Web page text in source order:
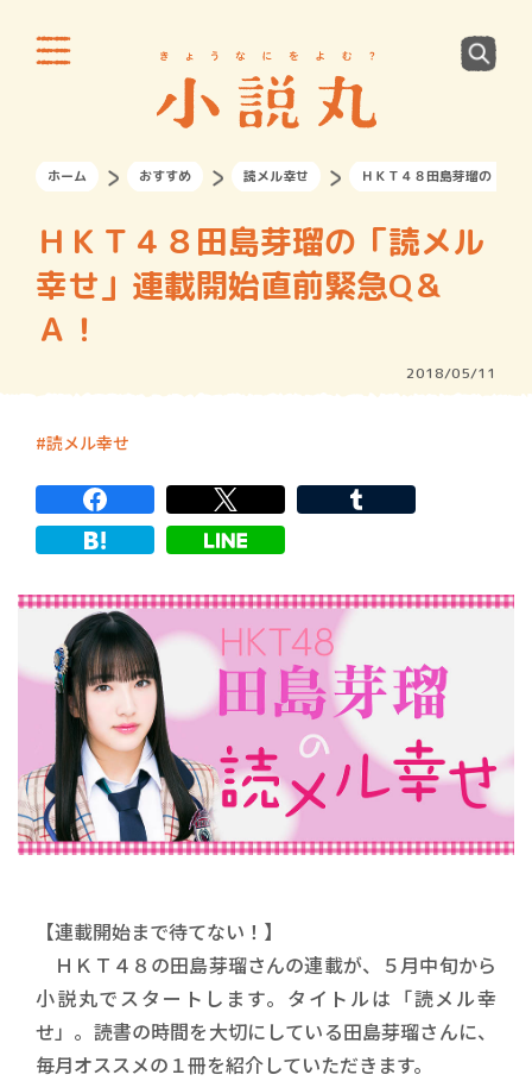
ホーム おすすめ 読メル幸せ ＨＫＴ４８田島芽瑠の「読
ＨＫＴ４８田島芽瑠の「読メル
幸せ」連載開始直前緊急Q＆
Ａ！
2018/05/11
読メル幸せ
【連載開始まで待てない！】
ＨＫＴ４８の田島芽瑠さんの連載が、５月中旬から
小説丸でスタートします。タイトルは「読メル幸
せ」。読書の時間を大切にしている田島芽瑠さんに、
毎月オススメの１冊を紹介していただきます。